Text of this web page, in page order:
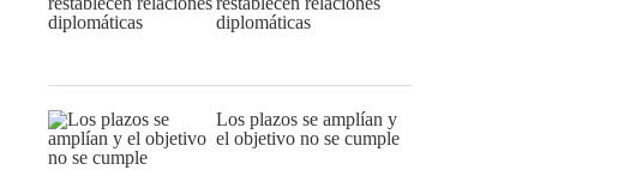
diplomáticas
Los plazos se amplían y
el objetivo no se cumple